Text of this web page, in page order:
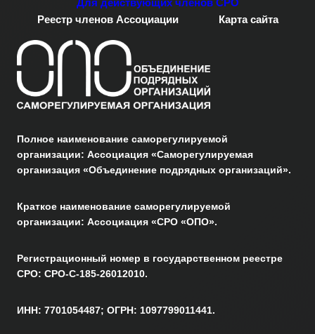
Для действующих членов СРО
Реестр членов Ассоциации
Карта сайта
Полное наименование саморегулируемой
организации: Ассоциация «Саморегулируемая
организация «Объединение подрядных организаций».
Краткое наименование саморегулируемой
организации: Ассоциация «СРО «ОПО».
Регистрационный номер в государственном реестре
СРО: СРО-С-185-26012010.
ИНН: 7701054487; ОГРН: 1097799011441.